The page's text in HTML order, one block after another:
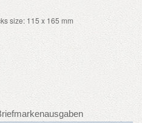
size: 115 x 165 mm